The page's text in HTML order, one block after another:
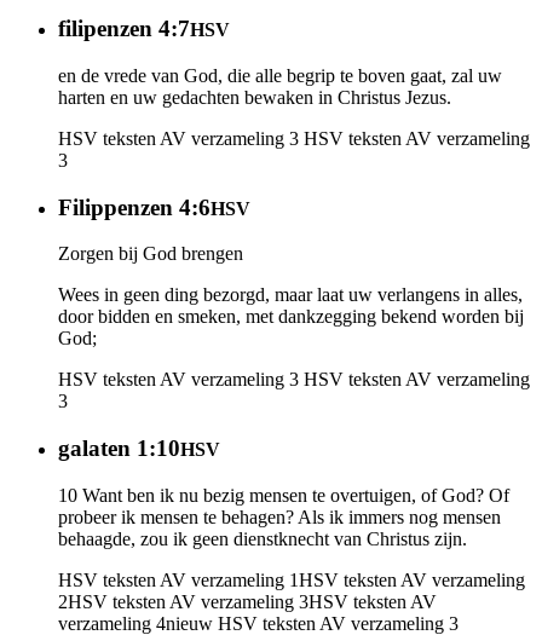
filipenzen 4:7HSV
en de vrede van God, die alle begrip te boven gaat, zal uw
harten en uw gedachten bewaken in Christus Jezus.
HSV teksten AV verzameling 3 HSV teksten AV verzameling
3
Filippenzen 4:6HSV
Zorgen bij God brengen
Wees in geen ding bezorgd, maar laat uw verlangens in alles,
door bidden en smeken, met dankzegging bekend worden bij
God;
HSV teksten AV verzameling 3 HSV teksten AV verzameling
3
galaten 1:10HSV
10 Want ben ik nu bezig mensen te overtuigen, of God? Of
probeer ik mensen te behagen? Als ik immers nog mensen
behaagde, zou ik geen dienstknecht van Christus zijn.
HSV teksten AV verzameling 1HSV teksten AV verzameling
2HSV teksten AV verzameling 3HSV teksten AV
verzameling 4nieuw HSV teksten AV verzameling 3